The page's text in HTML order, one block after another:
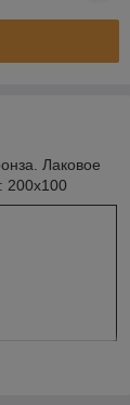
Лаковое
200х100